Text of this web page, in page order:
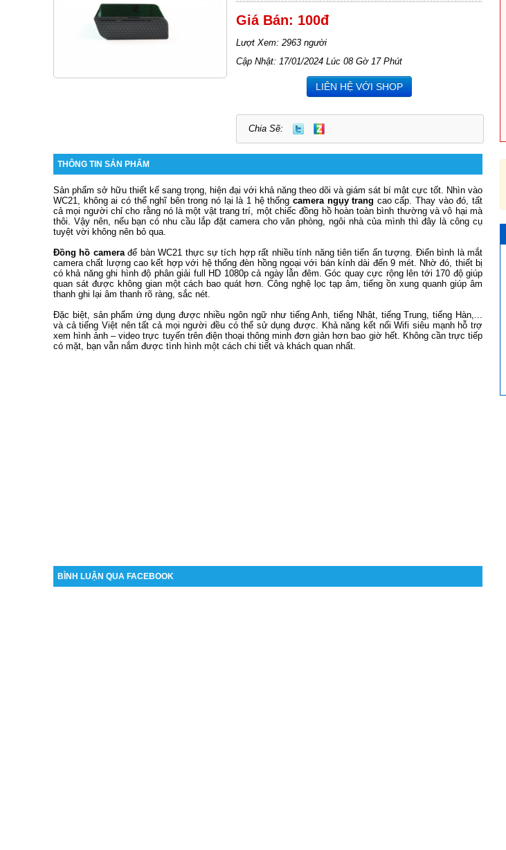
Giá Bán: 100đ
Lượt Xem: 2963 người
Cập Nhật: 17/01/2024 Lúc 08 Gờ 17 Phút
LIÊN HỆ VỚI SHOP
Chia Sẽ:
THÔNG TIN SẢN PHẨM
Sản phẩm sở hữu thiết kế sang trọng, hiện đại với khả năng theo dõi và giám sát bí mật cực tốt. Nhìn vào
WC21, không ai có thể nghĩ bên trong nó lại là 1 hệ thống camera ngụy trang cao cấp. Thay vào đó, tất
cả mọi người chỉ cho rằng nó là một vật trang trí, một chiếc đồng hồ hoàn toàn bình thường và vô hại mà
thôi. Vậy nên, nếu bạn có nhu cầu lắp đặt camera cho văn phòng, ngôi nhà của mình thì đây là công cụ
tuyệt vời không nên bỏ qua.
Đồng hồ camerađể bàn WC21 thực sự tích hợp rất nhiều tính năng tiên tiến ấn tượng. Điển bình là mắt
camera chất lượng cao kết hợp với hệ thống đèn hồng ngoại với bán kính dài đến 9 mét. Nhờ đó, thiết bị
có khả năng ghi hình độ phân giải full HD 1080p cả ngày lẫn đêm. Góc quay cực rộng lên tới 170 độ giúp
quan sát được không gian một cách bao quát hơn. Công nghệ lọc tạp âm, tiếng ồn xung quanh giúp âm
thanh ghi lại âm thanh rõ ràng, sắc nét.
Đặc biệt, sản phẩm ứng dụng được nhiều ngôn ngữ như tiếng Anh, tiếng Nhật, tiếng Trung, tiếng Hàn,...
và cả tiếng Việt nên tất cả mọi người đều có thể sử dụng được. Khả năng kết nối Wifi siêu mạnh hỗ trợ
xem hình ảnh – video trực tuyến trên điện thoại thông minh đơn giản hơn bao giờ hết. Không cần trực tiếp
có mặt, bạn vẫn nắm được tình hình một cách chi tiết và khách quan nhất.
BÌNH LUẬN QUA FACEBOOK